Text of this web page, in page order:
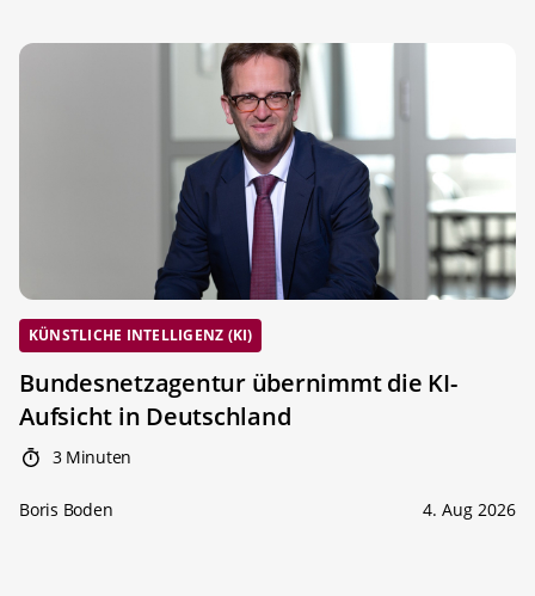
KÜNSTLICHE INTELLIGENZ (KI)
Bundesnetzagentur übernimmt die KI-
Aufsicht in Deutschland
3 Minuten
Boris Boden 4. Aug 2026